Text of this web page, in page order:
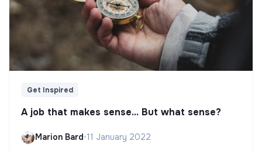
Get Inspired
A job that makes sense... But what sense?
Marion Bard•11 January 2022